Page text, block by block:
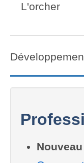
L'orcher
Nouveau